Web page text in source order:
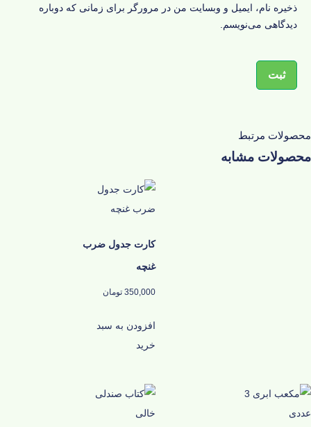
ذخیره نام، ایمیل و وبسایت من در مرورگر برای زمانی که دوباره
دیدگاهی می‌نویسم.
محصولات مرتبط
محصولات مشابه
کارت جدول ضرب
غنچه
350,000 تومان
افزودن به سبد
خرید